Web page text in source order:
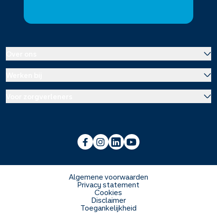
Franchise informatie
Voorlichting scholen
Algemene voorwaarden
Privacy statement
Cookies
Disclaimer
Toegankelijkheid